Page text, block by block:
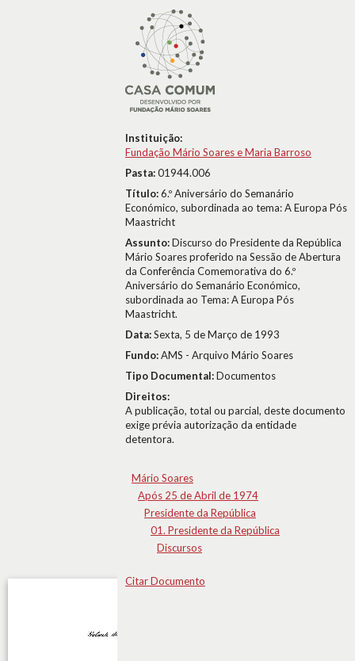
Instituição:
Fundação Mário Soares e Maria Barroso
Pasta:01944.006
Título:6.º Aniversário do Semanário
Económico, subordinada ao tema: A Europa Pós
Maastricht
Assunto:Discurso do Presidente da República
Mário Soares proferido na Sessão de Abertura
da Conferência Comemorativa do 6.º
Aniversário do Semanário Económico,
subordinada ao Tema: A Europa Pós
Maastricht.
Data:Sexta, 5 de Março de 1993
Fundo:AMS - Arquivo Mário Soares
Tipo Documental:Documentos
Direitos:
A publicação, total ou parcial, deste documento
exige prévia autorização da entidade
detentora.
Mário Soares
Após 25 de Abril de 1974
Presidente da República
01. Presidente da República
Discursos
Citar Documento